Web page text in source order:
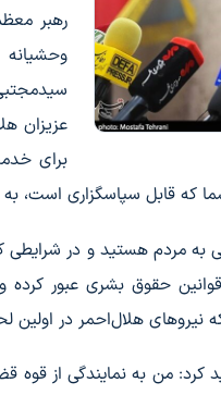
رهبر
عزیزان
برای
که قابل سپاسگزاری است،
به مردم هستید و در
حقوق بشری عبور کرده و
که نیروهای هلال‌احمر در
من به نمایندگی از قوه